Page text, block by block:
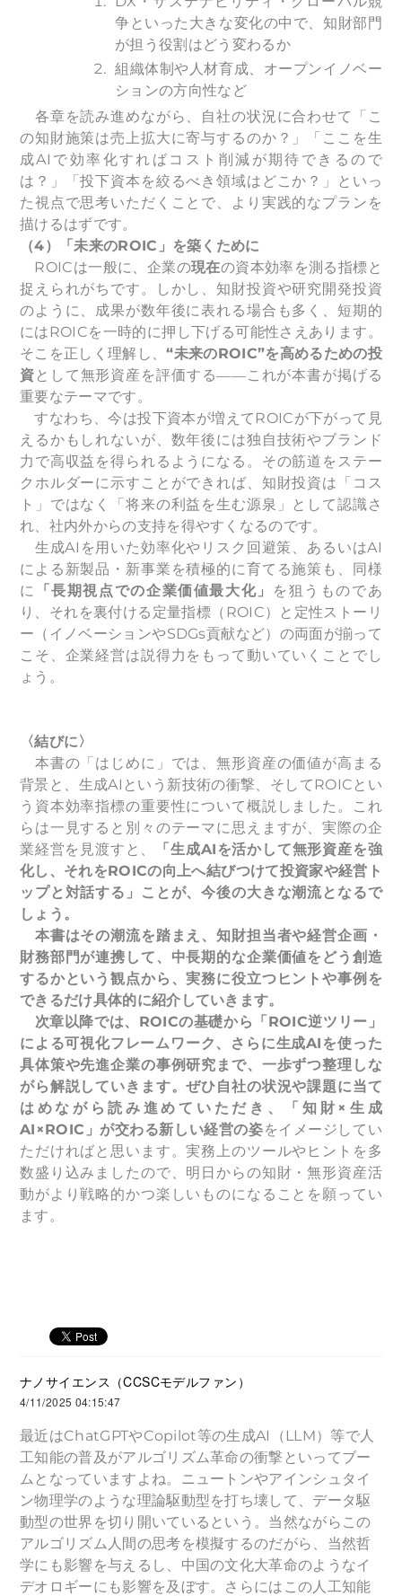
争といった大きな変化の中で、知財部門
が担う役割はどう変わるか
組織体制や人材育成、オープンイノベー
ションの方向性など
各章を読み進めながら、自社の状況に合わせて「こ
の知財施策は売上拡大に寄与するのか？」「ここを生
成AIで効率化すればコスト削減が期待できるので
は？」「投下資本を絞るべき領域はどこか？」といっ
た視点で思考いただくことで、より実践的なプランを
描けるはずです。
（4）「未来のROIC」を築くために
ROICは一般に、企業の現在の資本効率を測る指標と
捉えられがちです。しかし、知財投資や研究開発投資
のように、成果が数年後に表れる場合も多く、短期的
にはROICを一時的に押し下げる可能性さえあります。
そこを正しく理解し、“未来のROIC”を高めるための投
資 として無形資産を評価する――これが本書が掲げる
重要なテーマです。
すなわち、今は投下資本が増えてROICが下がって見
えるかもしれないが、数年後には独自技術やブランド
力で高収益を得られるようになる。その筋道をステー
クホルダーに示すことができれば、知財投資は「コス
ト」ではなく「将来の利益を生む源泉」として認識さ
れ、社内外からの支持を得やすくなるのです。
生成AIを用いた効率化やリスク回避策、あるいはAI
による新製品・新事業を積極的に育てる施策も、同様
に
「長期視点での企業価値最大化」
を狙うものであ
り、それを裏付ける定量指標（ROIC）と定性ストーリ
ー（イノベーションやSDGs貢献など）の両面が揃って
こそ、企業経営は説得力をもって動いていくことでし
ょう。
〈結びに〉
本書の「はじめに」では、無形資産の価値が高まる
背景と、生成AIという新技術の衝撃、そしてROICとい
う資本効率指標の重要性について概説しました。これ
らは一見すると別々のテーマに思えますが、実際の企
業経営を見渡すと、
「生成AIを活かして無形資産を強
化し、それをROICの向上へ結びつけて投資家や経営ト
ップと対話する」ことが、今後の大きな潮流となるで
しょう。
本書はその潮流を踏まえ、知財担当者や経営企画・
財務部門が連携して、中長期的な企業価値をどう創造
するかという観点から、実務に役立つヒントや事例を
できるだけ具体的に紹介していきます。
次章以降では、ROICの基礎から「ROIC逆ツリー」
による可視化フレームワーク、さらに生成AIを使った
具体策や先進企業の事例研究まで、一歩ずつ整理しな
がら解説していきます。ぜひ自社の状況や課題に当て
はめながら読み進めていただき、「知財×生成
AI×ROIC」が交わる新しい経営の姿をイメージしてい
ただければと思います。実務上のツールやヒントを多
数盛り込みましたので、明日からの知財・無形資産活
動がより戦略的かつ楽しいものになることを願ってい
ます。
ナノサイエンス（CCSCモデルファン）
4/11/2025 04:15:47
最近はChatGPTやCopilot等の生成AI（LLM）等で人
工知能の普及がアルゴリズム革命の衝撃といってブー
ムとなっていますよね。ニュートンやアインシュタイ
ン物理学のような理論駆動型を打ち壊して、データ駆
動型の世界を切り開いているという。当然ながらこの
アルゴリズム人間の思考を模擬するのだがら、当然哲
学にも影響を与えるし、中国の文化大革命のようなイ
デオロギーにも影響を及ぼす。さらにはこの人工知能